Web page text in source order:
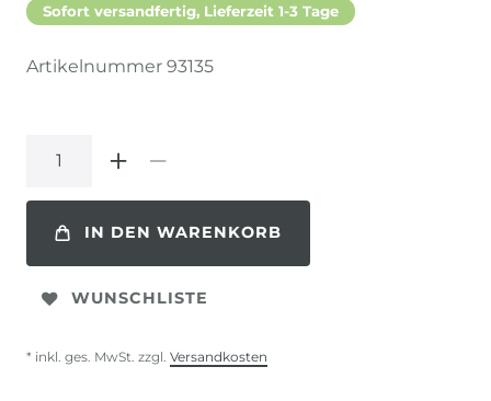
Sofort versandfertig, Lieferzeit 1-3 Tage
Artikelnummer 93135
IN DEN WARENKORB
WUNSCHLISTE
* inkl. ges. MwSt. zzgl. Versandkosten